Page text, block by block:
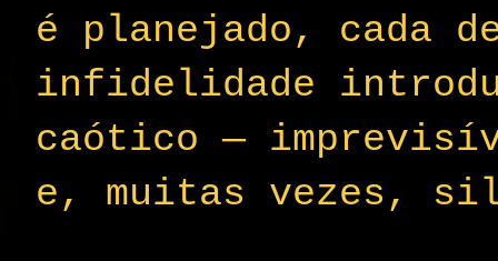
é planejado, cada
infidelidade
caótico —
e, muitas vezes,